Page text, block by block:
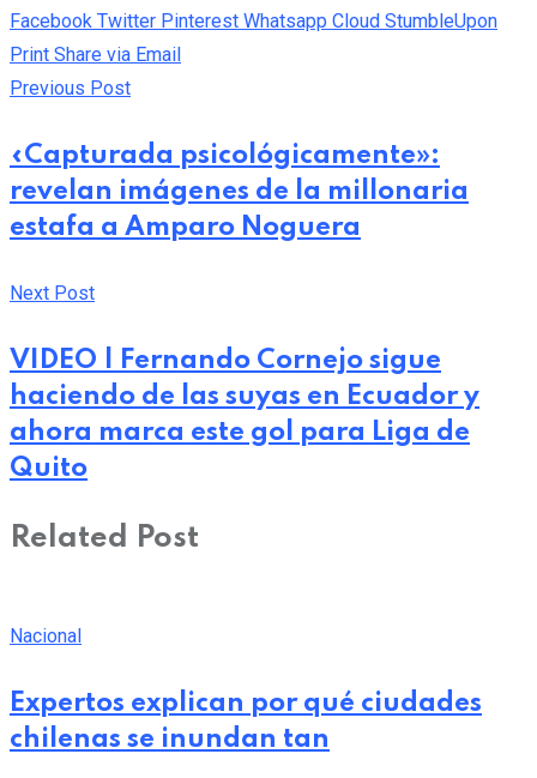
Facebook Twitter Pinterest Whatsapp Cloud StumbleUpon
Print Share via Email
Previous Post
«Capturada psicológicamente»:
revelan imágenes de la millonaria
estafa a Amparo Noguera
Next Post
VIDEO | Fernando Cornejo sigue
haciendo de las suyas en Ecuador y
ahora marca este gol para Liga de
Quito
Related Post
Nacional
Expertos explican por qué ciudades
chilenas se inundan tan